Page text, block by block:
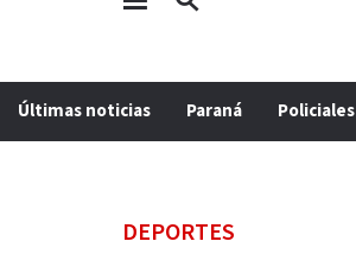
Últimas noticias Paraná Policiales
DEPORTES